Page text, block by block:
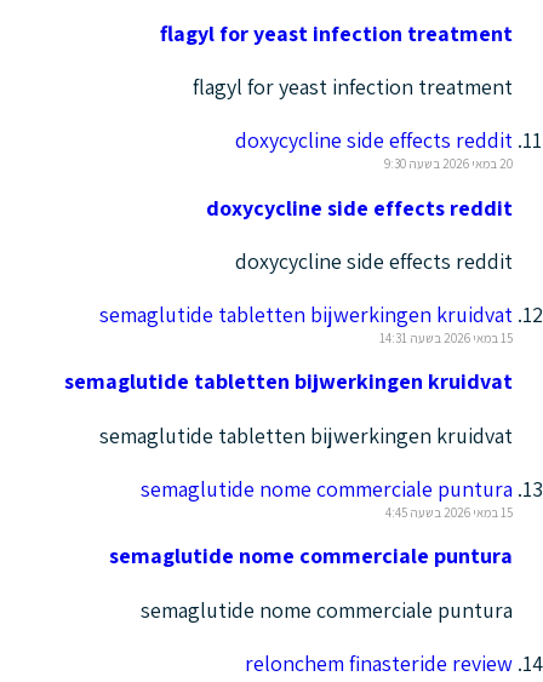
flagyl for yeast infection treatment
flagyl for yeast infection treatment
doxycycline side effects reddit
20 במאי 2026 בשעה 9:30
doxycycline side effects reddit
doxycycline side effects reddit
semaglutide tabletten bijwerkingen kruidvat
15 במאי 2026 בשעה 14:31
semaglutide tabletten bijwerkingen kruidvat
semaglutide tabletten bijwerkingen kruidvat
semaglutide nome commerciale puntura
15 במאי 2026 בשעה 4:45
semaglutide nome commerciale puntura
semaglutide nome commerciale puntura
relonchem finasteride review